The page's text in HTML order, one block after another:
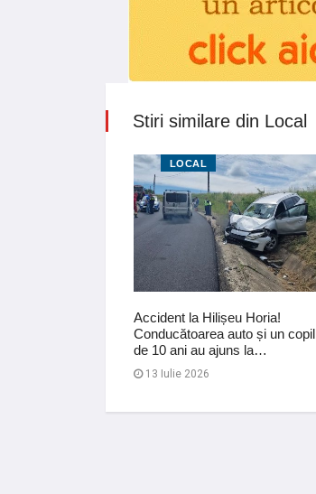
Stiri similare din Local
LOCAL
Accident la Hilișeu Horia!
Conducătoarea auto și un copil
de 10 ani au ajuns la…
13 Iulie 2026